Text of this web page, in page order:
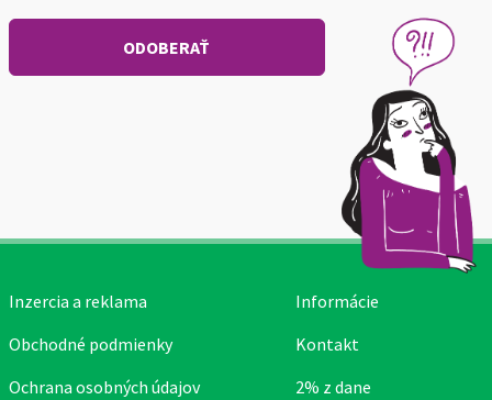
Inzercia a reklama
Obchodné podmienky
Ochrana osobných údajov
Informácie
Kontakt
2% z dane